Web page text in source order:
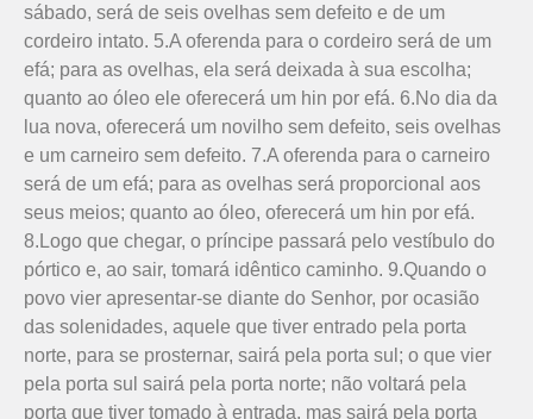
sábado, será de seis ovelhas sem defeito e de um
cordeiro intato. 5.A oferenda para o cordeiro será de um
efá; para as ovelhas, ela será deixada à sua escolha;
quanto ao óleo ele oferecerá um hin por efá. 6.No dia da
lua nova, oferecerá um novilho sem defeito, seis ovelhas
e um carneiro sem defeito. 7.A oferenda para o carneiro
será de um efá; para as ovelhas será proporcional aos
seus meios; quanto ao óleo, oferecerá um hin por efá.
8.Logo que chegar, o príncipe passará pelo vestíbulo do
pórtico e, ao sair, tomará idêntico caminho. 9.Quando o
povo vier apresentar-se diante do Senhor, por ocasião
das solenidades, aquele que tiver entrado pela porta
norte, para se prosternar, sairá pela porta sul; o que vier
pela porta sul sairá pela porta norte; não voltará pela
porta que tiver tomado à entrada, mas sairá pela porta